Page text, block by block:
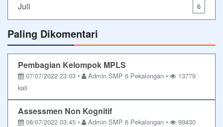
Juli 6
Paling Dikomentari
Pembagian Kelompok MPLS
07/07/2022 23:03 • Admin SMP 6 Pekalongan •
13779
kali
Assessmen Non Kognitif
08/07/2022 03:45 • Admin SMP 6 Pekalongan •
99430